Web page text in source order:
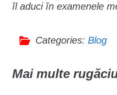
îl aduci în examenele
Categories: Blog
Mai multe